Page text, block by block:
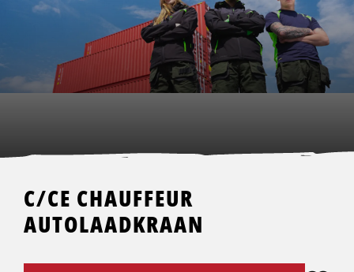
C/CE CHAUFFEUR
AUTOLAADKRAAN